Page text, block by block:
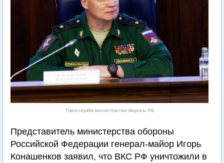
Пресс-служба министерства обороны РФ
Представитель министерства обороны
Российской Федерации генерал-майор Игорь
Конашенков заявил, что ВКС РФ уничтожили в